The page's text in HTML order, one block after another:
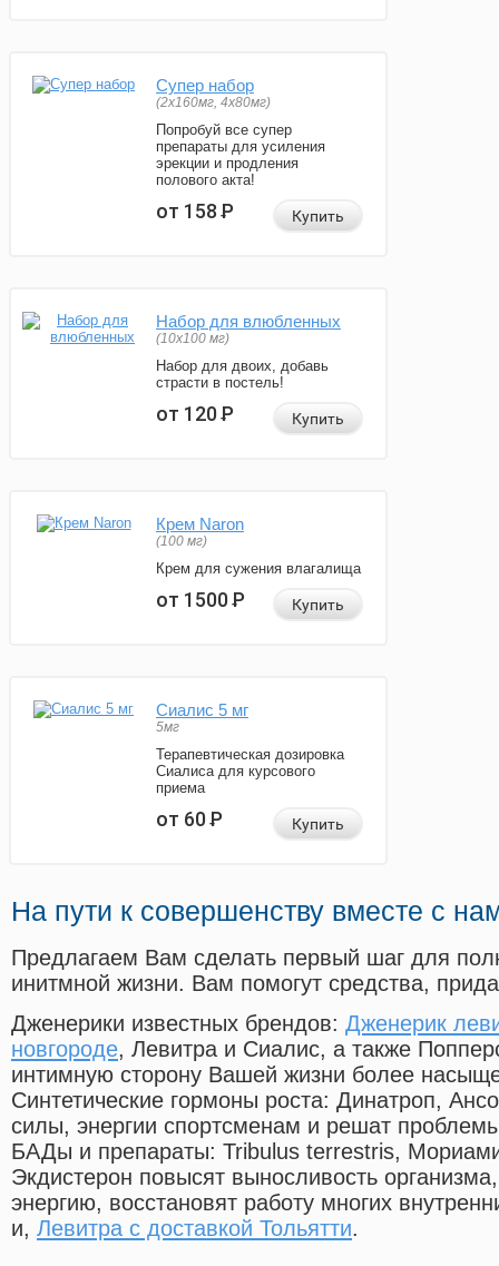
Супер набор
(2х160мг, 4х80мг)
Попробуй все супер
препараты для усиления
эрекции и продления
полового акта!
от 158Р Купить
Набор для влюбленных
(10х100 мг)
Набор для двоих, добавь
страсти в постель!
от 120Р Купить
Крем Naron
(100 мг)
Крем для сужения влагалища
от 1500Р Купить
Сиалис 5 мг
5мг
Терапевтическая дозировка
Сиалиса для курсового
приема
от 60Р Купить
На пути к совершенству вместе с
Предлагаем Вам сделать первый шаг для
инитмной жизни. Вам помогут средства,
Дженерики известных брендов: Дженерик
новгороде, Левитра и Сиалис, а также
интимную сторону Вашей жизни более
Синтетические гормоны роста: Динатроп,
силы, энергии спортсменам и решат
БАДы и препараты: Tribulus terrestris,
Экдистерон повысят выносливость
энергию, восстановят работу многих
и, Левитра с доставкой Тольятти.